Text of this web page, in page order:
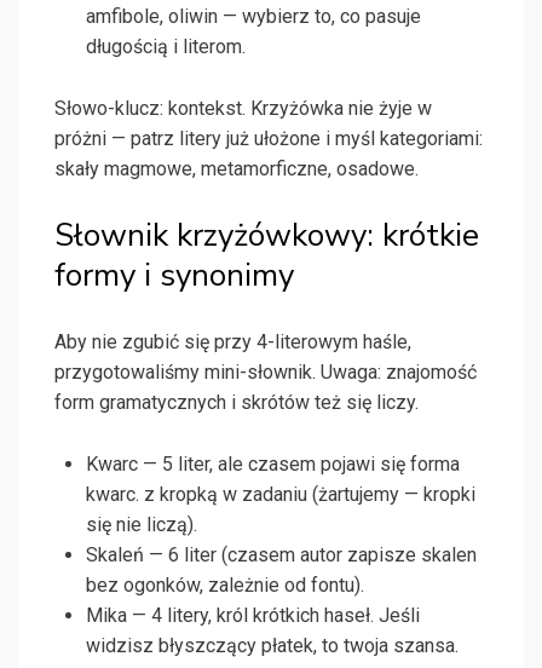
amfibole, oliwin — wybierz to, co pasuje
długością i literom.
Słowo-klucz: kontekst. Krzyżówka nie żyje w
próżni — patrz litery już ułożone i myśl kategoriami:
skały magmowe, metamorficzne, osadowe.
Słownik krzyżówkowy: krótkie
formy i synonimy
Aby nie zgubić się przy 4-literowym haśle,
przygotowaliśmy mini-słownik. Uwaga: znajomość
form gramatycznych i skrótów też się liczy.
Kwarc — 5 liter, ale czasem pojawi się forma
kwarc. z kropką w zadaniu (żartujemy — kropki
się nie liczą).
Skaleń — 6 liter (czasem autor zapisze skalen
bez ogonków, zależnie od fontu).
Mika — 4 litery, król krótkich haseł. Jeśli
widzisz błyszczący płatek, to twoja szansa.